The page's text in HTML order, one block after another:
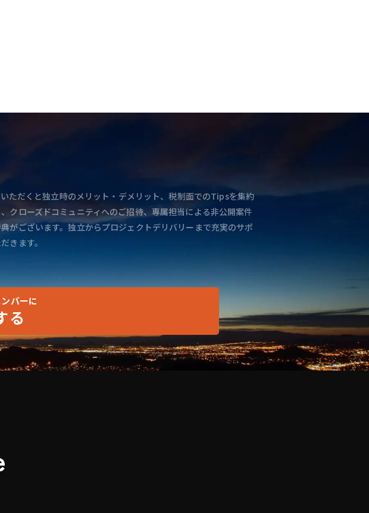
ただくと独立時のメリット・デメリット、税制面でのTipsを集約
クローズドコミュニティへのご招待、専属担当による非公開案件
がございます。独立からプロジェクトデリバリーまで充実のサポ
きます。
バーに
る